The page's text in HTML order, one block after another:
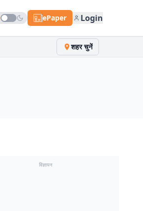
ePaper Login
शहर चुनें
विज्ञापन